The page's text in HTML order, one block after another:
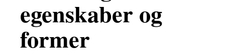
egenskaber og
former